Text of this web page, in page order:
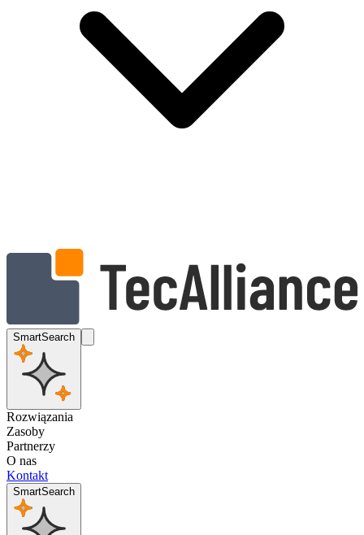
SmartSearch
Rozwiązania
Zasoby
Partnerzy
O nas
Kontakt
SmartSearch